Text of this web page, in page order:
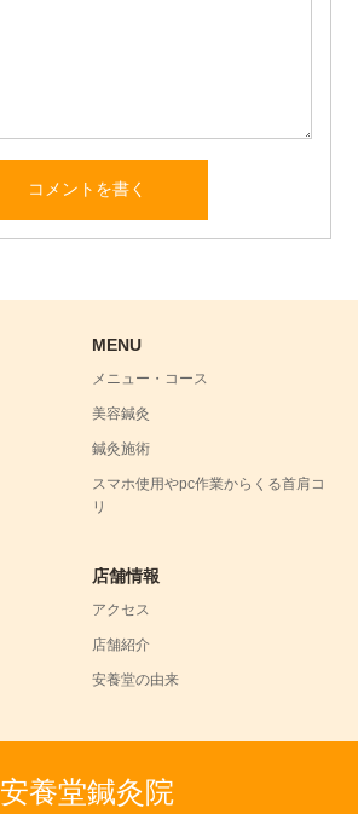
MENU
メニュー・コース
美容鍼灸
鍼灸施術
スマホ使用やpc作業からくる首肩コ
リ
店舗情報
アクセス
店舗紹介
安養堂の由来
安養堂鍼灸院